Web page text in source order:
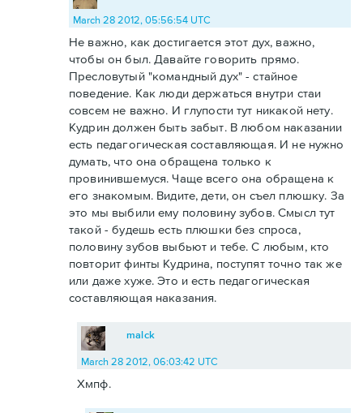
March 28 2012, 05:56:54 UTC
Не важно, как достигается этот дух, важно,
чтобы он был. Давайте говорить прямо.
Пресловутый "командный дух" - стайное
поведение. Как люди держаться внутри стаи
совсем не важно. И глупости тут никакой нету.
Кудрин должен быть забыт. В любом наказании
есть педагогическая составляющая. И не нужно
думать, что она обращена только к
провинившемуся. Чаще всего она обращена к
его знакомым. Видите, дети, он съел плюшку. За
это мы выбили ему половину зубов. Смысл тут
такой - будешь есть плюшки без спроса,
половину зубов выбьют и тебе. С любым, кто
повторит финты Кудрина, поступят точно так же
или даже хуже. Это и есть педагогическая
составляющая наказания.
malck
March 28 2012, 06:03:42 UTC
Хмпф.